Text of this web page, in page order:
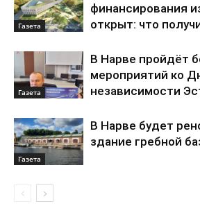
Газета
финансирования
открыт: что
Газета
В Нарве пройдёт
мероприятий ко
независимости
Газета
В Нарве будет
здание гребной